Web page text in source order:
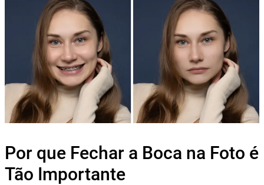
Por que Fechar a Boca na Foto é
Tão Importante